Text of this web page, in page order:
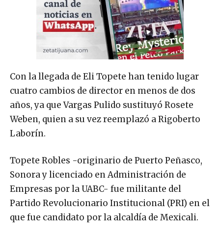
Con la llegada de Eli Topete han tenido lugar
cuatro cambios de director en menos de dos
años, ya que Vargas Pulido sustituyó Rosete
Weben, quien a su vez reemplazó a Rigoberto
Laborín.
Topete Robles -originario de Puerto Peñasco,
Sonora y licenciado en Administración de
Empresas por la UABC- fue militante del
Partido Revolucionario Institucional (PRI) en el
que fue candidato por la alcaldía de Mexicali.